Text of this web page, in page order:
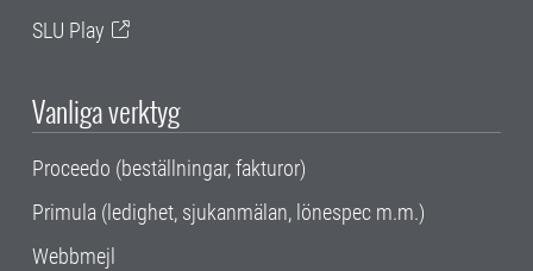
SLU Play
Vanliga verktyg
Proceedo (beställningar, fakturor)
Primula (ledighet, sjukanmälan, lönespec m.m.)
Webbmejl